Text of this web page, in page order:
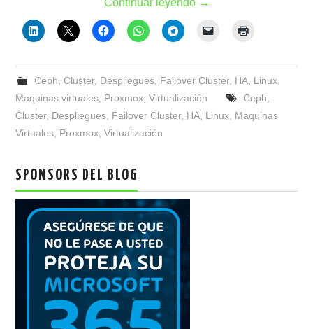
Continuar leyendo →
Ceph Cluster, Despliegues, Failover Cluster, HA, Linux,
Maquinas virtuales Proxmox ,Virtualización Ceph
Cluster, Despliegues Failover Cluster, HA Linux Maquinas
Virtuales Proxmox ,Virtualización
SPONSORS DEL BLOG